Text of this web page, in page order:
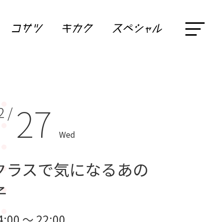
/ 27Wed
ラスで気になるあの